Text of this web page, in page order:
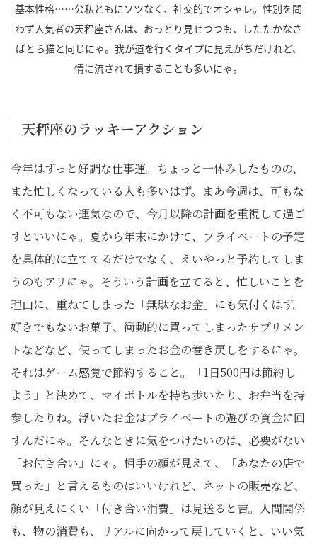
基本性格……公私ともにソツなく、社交的でオシャレ。性別を問
わず人気者の天秤座さんは、おっとり見せつつも、したたかなさ
ばとら猫と同じにゃ。我が道を行くタイプに見えがちだけれど、
情に流されて損することも多いにゃ。
天秤座のラッキーアクション
今年はずっと好調な仕事運。ちょっと一休みしたものの、
また忙しくなっている人も多いはず。まあ今週は、可もな
く不可もない運気なので、今月以降の計画を重視して過ご
すといいにゃ。夏から年末にかけて、プライベートの予定
を具体的に立ててるだけでなく、えいやっと予約してしま
うのもアリにゃ。そういう計画を立てると、忙しいことを
理由に、重ねてしまった「無駄なお金」にも気付くはず。
好きでもないお菓子、衝動的に買ってしまったサプリメン
トなどなど、使ってしまったお金の巻き戻しをするにゃ。
それはゲーム感覚で節約すること。「1日500円は節約し
よう」と決めて、マイボトルを持ち歩いたり、お弁当を持
参したりね。浮いたお金はプライベートの遊びの資金に回
すんだにゃ。そんなときに気をつけたいのは、必要がない
「お付き合い」にゃ。相手の顔が見えて、「あなたの店で
買った」と言えるものはいいけれど、ネットの販売など、
顔が見えにくい「付き合い消費」は見送ると吉。人間関係
も、物の消費も、リアルに向かって戻していくと、いい気